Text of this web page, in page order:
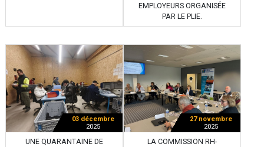
EMPLOYEURS ORGANISÉE
PAR LE PLIE.
03 décembre
2025
UNE QUARANTAINE DE
27 novembre
2025
LA COMMISSION RH-